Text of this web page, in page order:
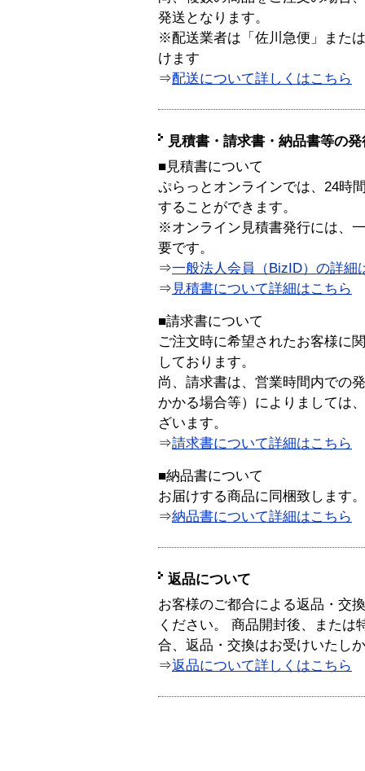
発送となります。
※配送業者は「佐川急便」また
けます
⇒配送について詳しくはこちら
見積書・請求書・納品書等の
■見積書について
ぷらっとオンラインでは、24時
することができます。
※オンライン見積書発行には、
要です。
⇒一般法人会員（BizID）の詳細
⇒ 見積書について詳細はこちら
■請求書について
ご注文時に希望されたお客様に
しております。
尚、請求書は、営業時間内での
かかる場合等）によりましては
ざいます。
⇒請求書について詳細はこちら
■納品書について
お届けする商品に同梱致します。
⇒納品書について詳細はこちら
返品について
お客様のご都合による返品・交
ください。 商品開封後、または
合、返品・交換はお受けいたし
⇒返品について詳しくはこちら